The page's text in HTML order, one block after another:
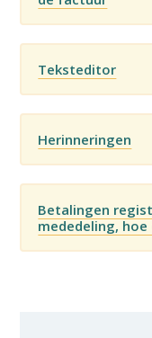
Teksteditor
Herinneringen
Betalingen
mededeling, hoe